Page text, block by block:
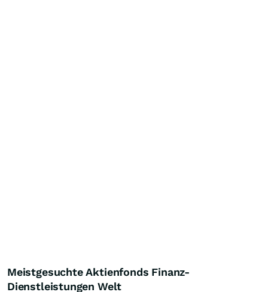
Meistgesuchte Aktienfonds Finanz-
Dienstleistungen Welt